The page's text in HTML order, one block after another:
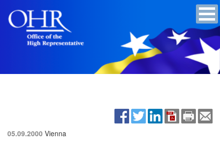
05.09.2000 Vienna